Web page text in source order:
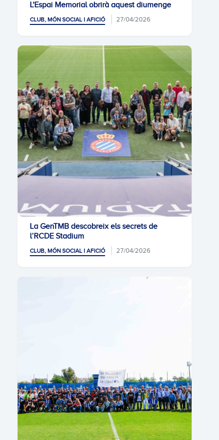
L'Espai Memorial obrirà aquest diumenge
CLUB, MÓN SOCIAL I AFICIÓ 27/04/2026
La GenTMB descobreix els secrets de
l’RCDE Stadium
CLUB, MÓN SOCIAL I AFICIÓ 27/04/2026